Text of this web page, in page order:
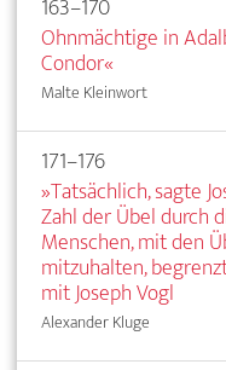
163–170
Ohnmächtige in
Condor«
Malte Kleinwort
171–176
»Tatsächlich, sagte
Zahl der Übel durch
Menschen, mit den
mitzuhalten,
mit Joseph Vogl
Alexander Kluge